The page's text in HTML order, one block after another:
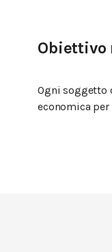
Obiettivo
Ogni soggetto
economica per